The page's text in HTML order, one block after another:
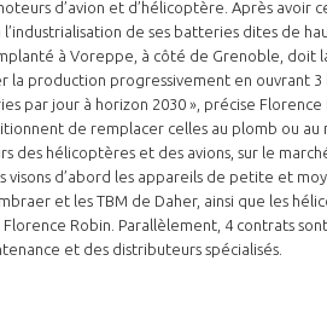
d’avion et d’hélicoptère. Après avoir
de ses batteries dites de
à Voreppe, à côté de Grenoble, doit
la production progressivement en ouvrant
par jour à horizon 2030 », précise Florence
de remplacer celles au plomb ou au
des hélicoptères et des avions, sur le
visons d’abord les appareils de petite et
et les TBM de Daher, ainsi que les
Robin. Parallèlement, 4 contrats
et des distributeurs spécialisés.